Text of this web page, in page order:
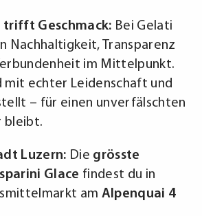
Geschmack: Bei Gelati
Nachhaltigkeit, Transparenz
im Mittelpunkt.
mit echter Leidenschaft und
– für einen unverfälschten
bleibt.
Luzern: Die grösste
Glace findest du in
am Alpenquai 4